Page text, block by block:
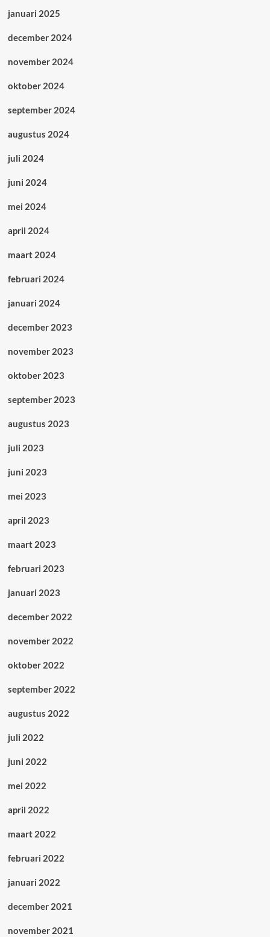
januari 2025
december 2024
november 2024
oktober 2024
september 2024
augustus 2024
juli 2024
juni 2024
mei 2024
april 2024
maart 2024
februari 2024
januari 2024
december 2023
november 2023
oktober 2023
september 2023
augustus 2023
juli 2023
juni 2023
mei 2023
april 2023
maart 2023
februari 2023
januari 2023
december 2022
november 2022
oktober 2022
september 2022
augustus 2022
juli 2022
juni 2022
mei 2022
april 2022
maart 2022
februari 2022
januari 2022
december 2021
november 2021